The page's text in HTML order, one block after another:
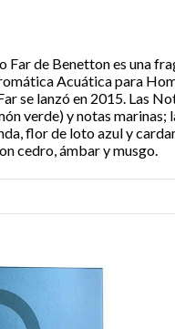
Far de Benetton es una
Acuática para
se lanzó en 2015. Las
verde) y notas marinas;
flor de loto azul y
cedro, ámbar y musgo.